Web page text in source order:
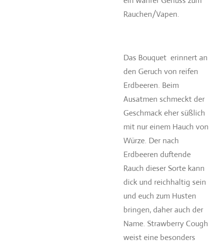
Rauchen/Vapen.
Das Bouquet erinnert an
den Geruch von reifen
Erdbeeren. Beim
Ausatmen schmeckt der
Geschmack eher süßlich
mit nur einem Hauch von
Würze. Der nach
Erdbeeren duftende
Rauch dieser Sorte kann
dick und reichhaltig sein
und euch zum Husten
bringen, daher auch der
Name. Strawberry Cough
weist eine besonders